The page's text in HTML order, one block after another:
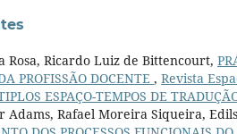
Rosa, Ricardo Luiz de Bittencourt,
PROFISSÃO DOCENTE , Revista
ESPAÇO-TEMPOS DE
Adams, Rafael Moreira Siqueira,